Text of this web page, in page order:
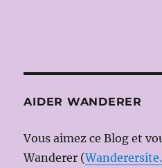
AIDER WANDERER
Vous aimez ce Blog et
Wanderer (